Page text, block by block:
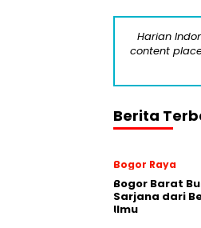
Harian
content
Berita
Bogor Raya
Bogor Barat
Sarjana dari
Ilmu